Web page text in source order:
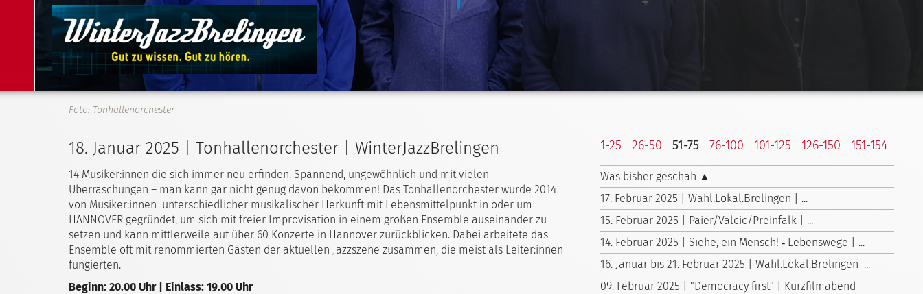
Foto: Tonhallenorchester
1-25 26-50 51-75 76-100 101-125 126-150 151-154
Was bisher geschah ▲
17. Februar 2025 | Wahl.Lokal.Brelingen | ...
15. Februar 2025 | Paier/Valcic/Preinfalk | ...
14. Februar 2025 | Siehe, ein Mensch! ‑ Lebenswege | ...
16. Januar bis 21. Februar 2025 | Wahl.Lokal.Brelingen ...
09. Februar 2025 | "Democracy first" | Kurzfilmabend
18. Januar 2025 | Tonhallenorchester | WinterJazzBrelingen
14 Musiker:innen die sich immer neu erfinden. Spannend, ungewöhnlich und mit vielen
Überraschungen – man kann gar nicht genug davon bekommen! Das Tonhallenorchester wurde 2014
von Musiker:innen unterschiedlicher musikalischer Herkunft mit Lebensmittelpunkt in oder um
HANNOVER gegründet, um sich mit freier Improvisation in einem großen Ensemble auseinander zu
setzen und kann mittlerweile auf über 60 Konzerte in Hannover zurückblicken. Dabei arbeitete das
Ensemble oft mit renommierten Gästen der aktuellen Jazzszene zusammen, die meist als Leiter:innen
fungierten.
Beginn: 20.00 Uhr | Einlass: 19.00 Uhr